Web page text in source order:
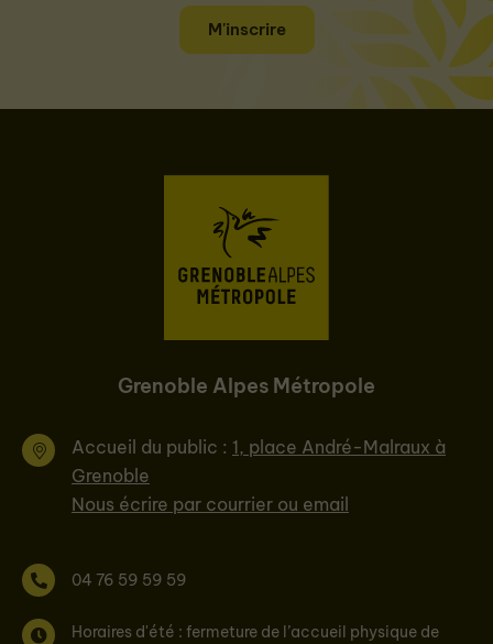
M'inscrire
Grenoble Alpes Métropole
Accueil du public : 1, place André-Malraux à
Grenoble
Nous écrire par courrier ou email
04 76 59 59 59
Horaires d'été : fermeture de l’accueil physique de